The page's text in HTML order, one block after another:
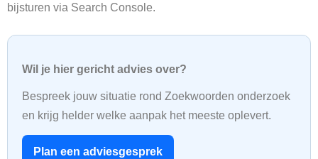
bijsturen via Search Console.
Wil je hier gericht advies over?
Bespreek jouw situatie rond Zoekwoorden onderzoek
en krijg helder welke aanpak het meeste oplevert.
Plan een adviesgesprek